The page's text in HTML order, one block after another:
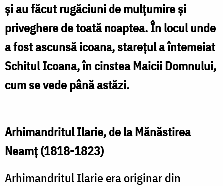
grele
încercări
/
Foto:
Oana
Nechifor
şi au făcut rugăciuni de mulţumire şi
priveghere de toată noaptea. În locul unde
a fost ascunsă icoana, stareţul a întemeiat
Schitul Icoana, în cinstea Maicii Domnului,
cum se vede până astăzi.
Arhimandritul Ilarie, de la Mănăstirea
Neamţ (1818-1823)
Arhimandritul Ilarie era originar din